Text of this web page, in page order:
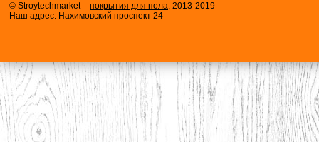
© Stroytechmarket – покрытия для пола, 2013-2019
Наш адрес: Нахимовский проспект 24